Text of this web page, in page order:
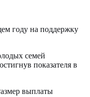
году на поддержку
семей
показателя в
выплаты